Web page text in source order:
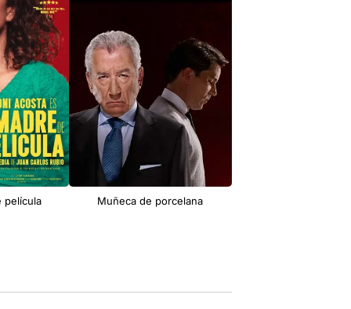
película Muñeca de porcelana